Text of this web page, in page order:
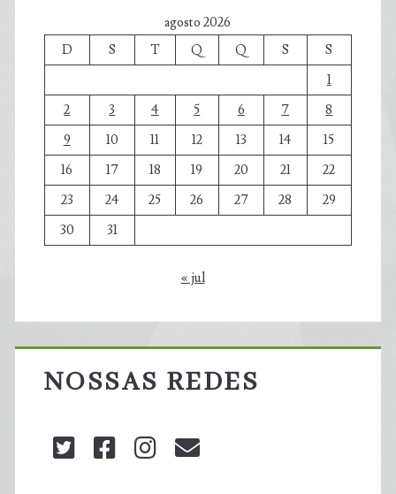
agosto 2026
D
S T Q Q S
S
1
2
3 4 5 6 7
8
9
10 11 12 13 14
15
16
17 18 19 20 21
22
23
24 25 26 27 28
29
30
31
« jul
NOSSAS REDES
twitterfacebookinstagram